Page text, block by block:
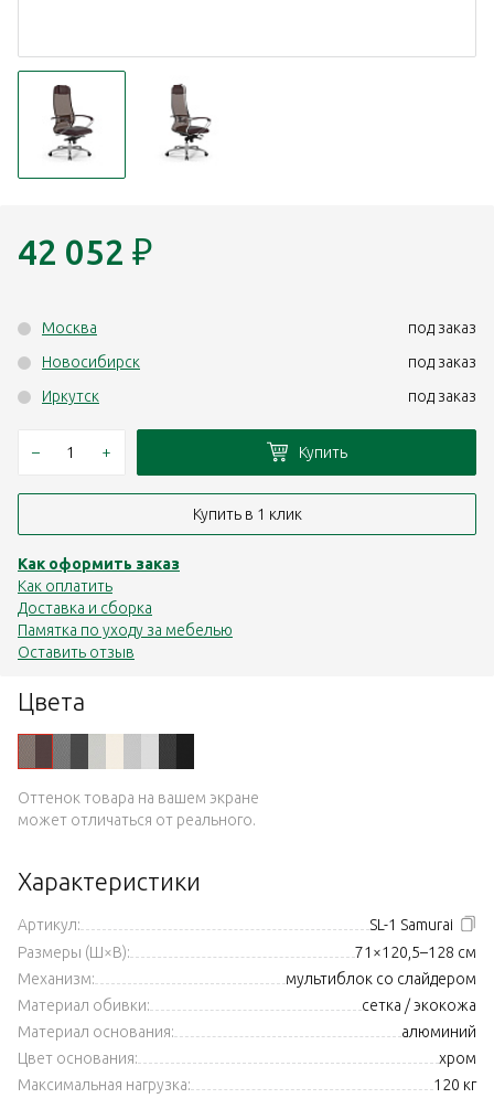
Цвета
Оттенок товара на вашем экране
может отличаться от реального.
Характеристики
Артикул:
SL-1 Samurai
Размеры (Ш×В):
71×120,5–128 см
Механизм:
мультиблок со слайдером
Материал обивки:
сетка / экокожа
Материал основания:
алюминий
Цвет основания:
хром
Максимальная нагрузка:
120 кг
42 052 ₽
Москва
под заказ
Новосибирск
под заказ
Иркутск
под заказ
– + Купить
Купить в 1 клик
Как оформить заказ
Как оплатить
Доставка и сборка
Памятка по уходу за мебелью
Оставить отзыв